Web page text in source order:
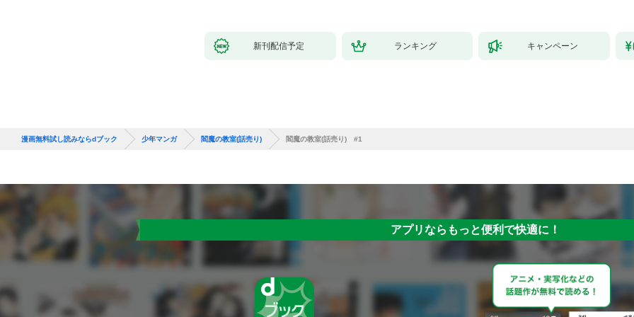
新刊配信予定 ランキング キャンペーン
漫画無料試し読みならdブック 少年マンガ 閻魔の教室(話売り) 閻魔の教室(話売り) #1
アプリならもっと便利で快適に！